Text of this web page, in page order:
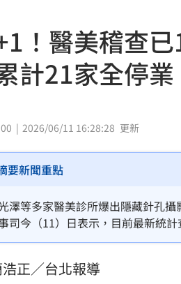
曹雨婷不配當理事長 姜厚任
友遭控殺到醫院 槓正宮女兒
哈佛！這私校擊敗頂大搶全台
痛才知懷孕！女嬰出生全家嚇
個父親節淚崩！12條家規逼哭
！《GTA6》預覽登陸「這平台
間軸 揭藍白造謠「擋疫苗」
藍白翻車！他嘆：有些人聽不
！醫美稽查
計21家全停業
2026/06/11 16:28:28 更新
要新聞重點
澤等多家醫美診所爆出隱藏針孔
司今（11）日表示，目前最新統
累計21家，遭當地衛生局開罰50
正／台北報導